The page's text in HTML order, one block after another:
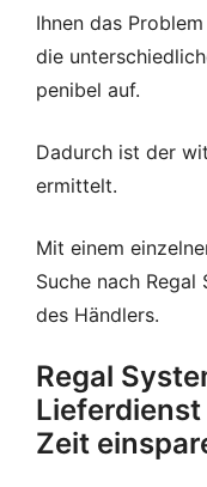
Ihnen das
die
penibel auf.
Dadurch ist der
ermittelt.
Mit einem
Suche nach
des Händlers.
Regal
Zeit